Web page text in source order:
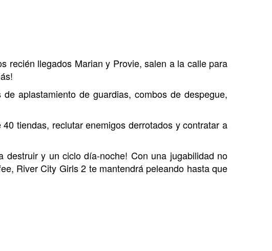
recién llegados Marian y Provie, salen a la calle para
aplastamiento de guardias, combos de despegue,
tiendas, reclutar enemigos derrotados y contratar a
destruir y un ciclo día-noche! Con una jugabilidad no
River City Girls 2 te mantendrá peleando hasta que